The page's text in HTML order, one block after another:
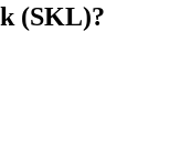
(SKL)?